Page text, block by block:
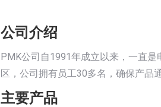
公司介绍
PMK公司自1991年成立以来，一直
区，公司拥有员工30多名，确保产品
主要产品